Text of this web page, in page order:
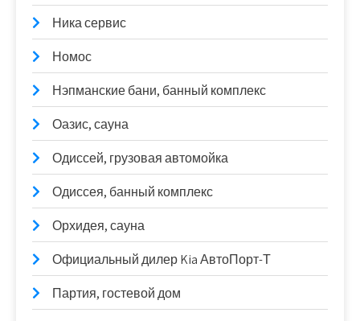
Ника сервис
Номос
Нэпманские бани, банный комплекс
Оазис, сауна
Одиссей, грузовая автомойка
Одиссея, банный комплекс
Орхидея, сауна
Официальный дилер Kia АвтоПорт-Т
Партия, гостевой дом